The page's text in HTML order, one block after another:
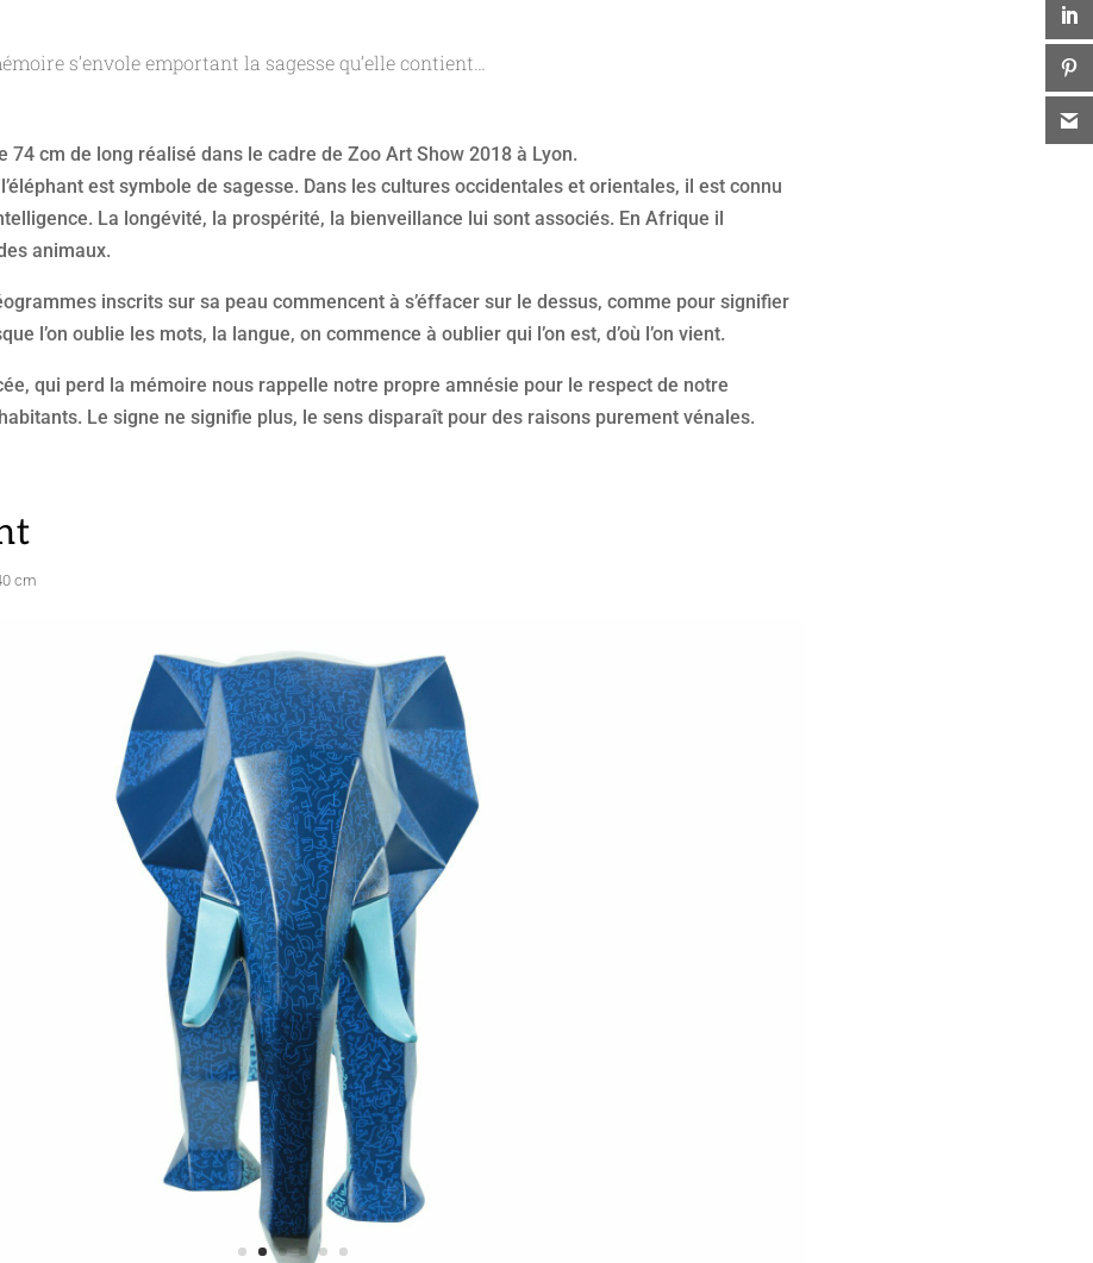
s’envole emportant la sagesse qu’elle contient…
74 cm de long réalisé dans le cadre de Zoo Art Show 2018 à Lyon.
est symbole de sagesse. Dans les cultures occidentales et orientales, il est connu
La longévité, la prospérité, la bienveillance lui sont associés. En Afrique il
animaux.
inscrits sur sa peau commencent à s’éffacer sur le dessus, comme pour signifier
l’on oublie les mots, la langue, on commence à oublier qui l’on est, d’où l’on vient.
qui perd la mémoire nous rappelle notre propre amnésie pour le respect de notre
Le signe ne signifie plus, le sens disparaît pour des raisons purement vénales.
cm